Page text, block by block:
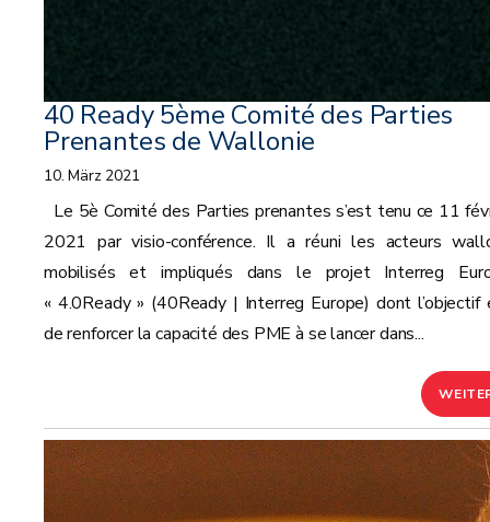
40 Ready 5ème Comité des Parties
Prenantes de Wallonie
10. März 2021
Le 5è Comité des Parties prenantes s’est tenu ce 11
2021 par visio-conférence. Il a réuni les acteurs
mobilisés et impliqués dans le projet Interreg
« 4.0Ready » (40Ready | Interreg Europe) dont l’objectif
de renforcer la capacité des PME à se lancer dans...